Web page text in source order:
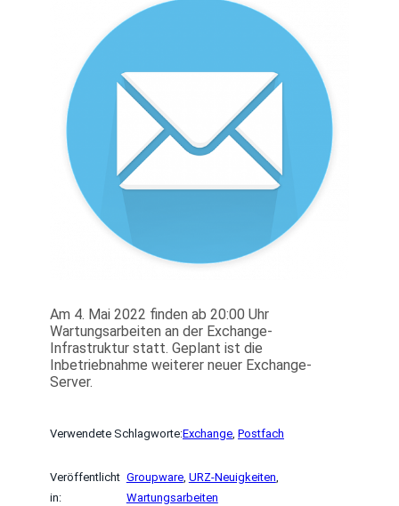
Am 4. Mai 2022 finden ab 20:00 Uhr
Wartungsarbeiten an der Exchange-
Infrastruktur statt. Geplant ist die
Inbetriebnahme weiterer neuer Exchange-
Server.
Verwendete Schlagworte:Exchange, Postfach
Veröffentlicht
in:
Groupware, URZ-Neuigkeiten
Wartungsarbeiten